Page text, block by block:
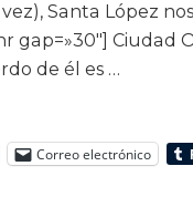
Santa López
gap=»30″] Ciudad
de él es …
Correo electrónico